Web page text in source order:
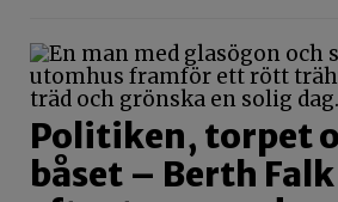
Politiken, torpet
båset – Berth